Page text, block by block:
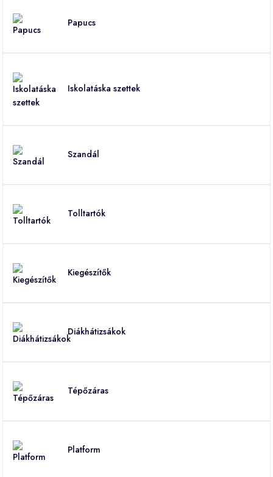
Papucs
Iskolatáska szettek
Szandál
Tolltartók
Kiegészítők
Diákhátizsákok
Tépőzáras
Platform